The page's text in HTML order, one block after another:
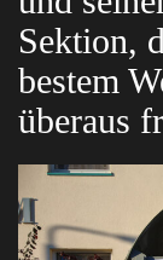
Sektion,
bestem
überaus